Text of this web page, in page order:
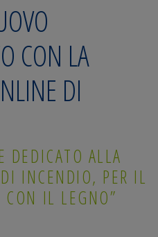
CON LA
DI
DEDICATO ALLA
INCENDIO, PER IL
CON IL LEGNO”